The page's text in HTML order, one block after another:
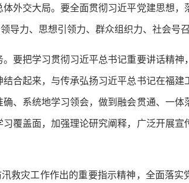
外交大局。要全面贯彻习近平党建思想，
导力、思想引领力、群众组织力、社会号召
要把学习贯彻习近平总书记重要讲话精神
合起来，与传承弘扬习近平总书记在福建
、系统地学习领会，做到融会贯通、一体
覆盖面，加强理论研究阐释，广泛开展宣
救灾工作作出的重要指示精神，全面落实